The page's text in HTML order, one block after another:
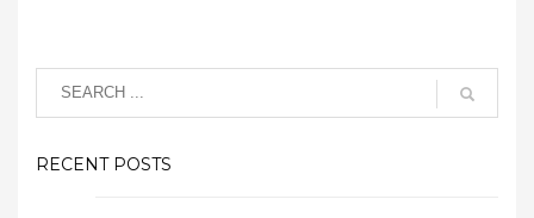
RECENT POSTS